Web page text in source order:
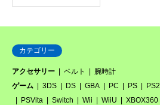
カテゴリー
アクセサリー ベルト
腕時計
ゲーム
3DS DS GBA PC PS PS2
PSVita
Switch Wii WiiU XBOX360